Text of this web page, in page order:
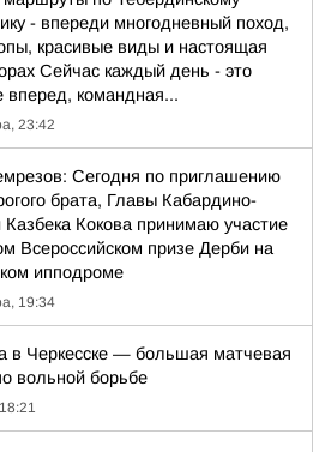
- впереди многодневный поход,
красивые виды и настоящая
Сейчас каждый день - это
вперед, командная...
23:42
Сегодня по приглашению
брата, Главы Кабардино-
Казбека Кокова принимаю участие
Всероссийском призе Дерби на
ипподроме
19:34
в Черкесске — большая матчевая
вольной борьбе